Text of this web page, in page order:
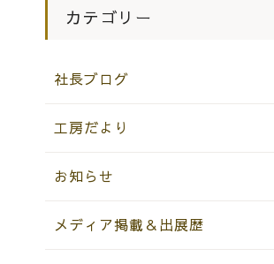
カテゴリー
社長ブログ
工房だより
お知らせ
メディア掲載＆出展歴